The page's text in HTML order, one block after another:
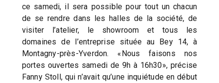
ce samedi, il sera possible pour tout un chacun
de se rendre dans les halles de la société, de
visiter l’atelier, le showroom et tous les
domaines de l’entreprise située au Bey 14, à
Montagny-près-Yverdon. «Nous faisons nos
portes ouvertes samedi de 9h à 16h30», précise
Fanny Stoll, qui n’avait qu’une inquiétude en début